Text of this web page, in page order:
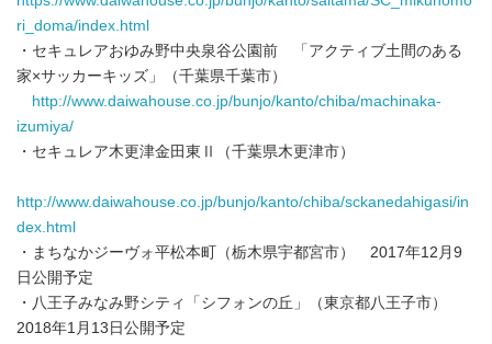
ri_doma/index.html
・セキュレアおゆみ野中央泉谷公園前 「アクティブ土間のある
家×サッカーキッズ」（千葉県千葉市）
http://www.daiwahouse.co.jp/bunjo/kanto/chiba/machinaka-
izumiya/
・セキュレア木更津金田東Ⅱ（千葉県木更津市）
http://www.daiwahouse.co.jp/bunjo/kanto/chiba/sckanedahigasi/in
dex.html
・まちなかジーヴォ平松本町（栃木県宇都宮市） 2017年12月9
日公開予定
・八王子みなみ野シティ「シフォンの丘」（東京都八王子市）
2018年1月13日公開予定